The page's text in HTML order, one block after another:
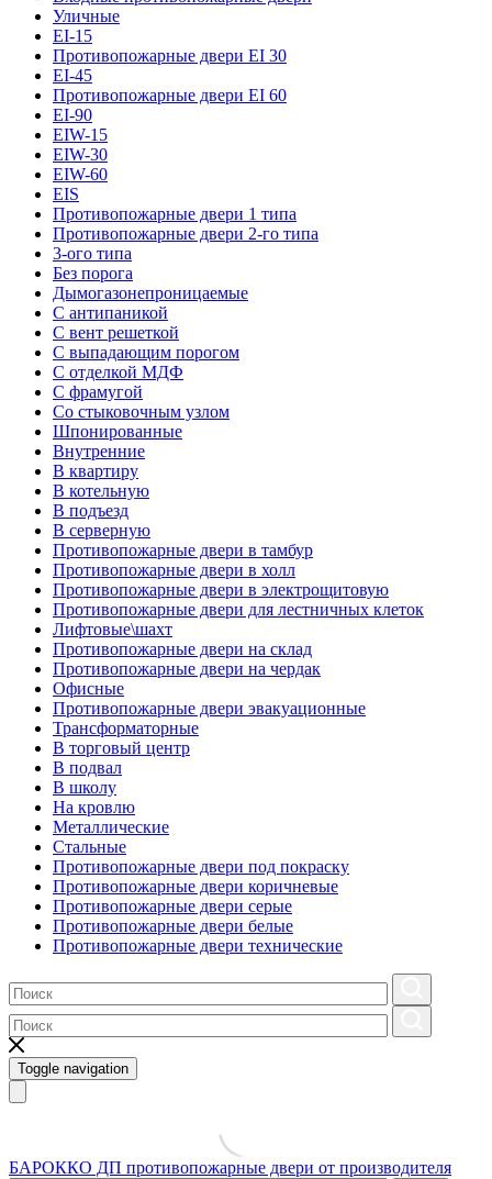
Уличные
EI-15
Противопожарные двери EI 30
EI-45
Противопожарные двери EI 60
EI-90
EIW-15
EIW-30
EIW-60
EIS
Противопожарные двери 1 типа
Противопожарные двери 2-го типа
3-ого типа
Без порога
Дымогазонепроницаемые
С антипаникой
С вент решеткой
С выпадающим порогом
С отделкой МДФ
С фрамугой
Со стыковочным узлом
Шпонированные
Внутренние
В квартиру
В котельную
В подъезд
В серверную
Противопожарные двери в тамбур
Противопожарные двери в холл
Противопожарные двери в электрощитовую
Противопожарные двери для лестничных клеток
Лифтовые\шахт
Противопожарные двери на склад
Противопожарные двери на чердак
Офисные
Противопожарные двери эвакуационные
Трансформаторные
В торговый центр
В подвал
В школу
На кровлю
Металлические
Стальные
Противопожарные двери под покраску
Противопожарные двери коричневые
Противопожарные двери серые
Противопожарные двери белые
Противопожарные двери технические
Toggle navigation
БАРОККО ДП противопожарные двери от производителя